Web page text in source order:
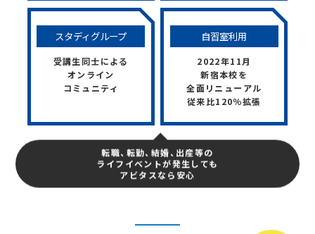
スタディグループ
受講生同士による
オンライン
コミュニティ
自習室利用
2022年11月
新宿本校を
全面リニューアル
従来比120％拡張
転職、転勤、結婚、出産等の
ライフイベントが発生しても
アビタスなら安心